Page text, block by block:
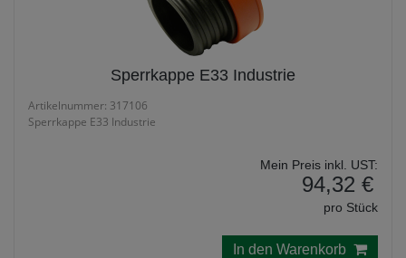
Sperrkappe E33 Industrie
Artikelnummer: 317106
Sperrkappe E33 Industrie
Mein Preis inkl. UST:
94,32 €
pro Stück
In den Warenkorb